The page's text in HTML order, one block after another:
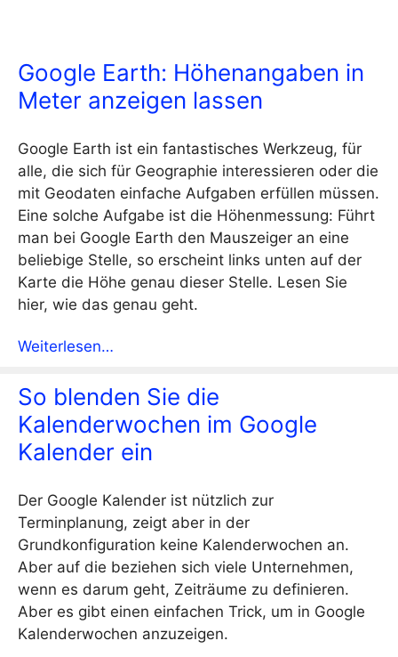
Google Earth: Höhenangaben in
Meter anzeigen lassen
Google Earth ist ein fantastisches Werkzeug, für
alle, die sich für Geographie interessieren oder die
mit Geodaten einfache Aufgaben erfüllen müssen.
Eine solche Aufgabe ist die Höhenmessung: Führt
man bei Google Earth den Mauszeiger an eine
beliebige Stelle, so erscheint links unten auf der
Karte die Höhe genau dieser Stelle. Lesen Sie
hier, wie das genau geht.
Weiterlesen…
So blenden Sie die
Kalenderwochen im Google
Kalender ein
Der Google Kalender ist nützlich zur
Terminplanung, zeigt aber in der
Grundkonfiguration keine Kalenderwochen an.
Aber auf die beziehen sich viele Unternehmen,
wenn es darum geht, Zeiträume zu definieren.
Aber es gibt einen einfachen Trick, um in Google
Kalenderwochen anzuzeigen.